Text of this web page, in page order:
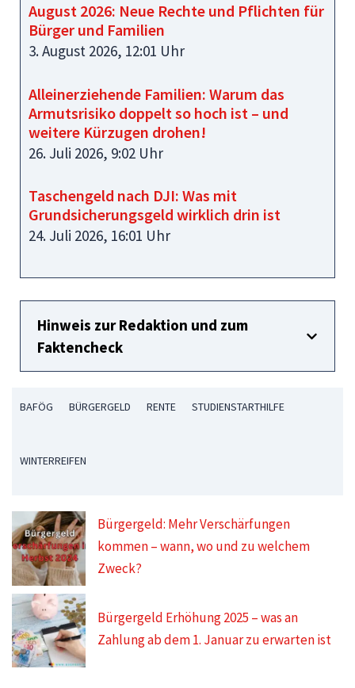
August 2026: Neue Rechte und Pflichten für
Bürger und Familien
3. August 2026, 12:01 Uhr
Alleinerziehende Familien: Warum das
Armutsrisiko doppelt so hoch ist – und
weitere Kürzugen drohen!
26. Juli 2026, 9:02 Uhr
Taschengeld nach DJI: Was mit
Grundsicherungsgeld wirklich drin ist
24. Juli 2026, 16:01 Uhr
Hinweis zur Redaktion und zum
Faktencheck
BAFÖG BÜRGERGELD RENTE STUDIENSTARTHILFE
WINTERREIFEN
Bürgergeld: Mehr Verschärfungen
kommen – wann, wo und zu welchem
Zweck?
Bürgergeld Erhöhung 2025 – was an
Zahlung ab dem 1. Januar zu erwarten ist